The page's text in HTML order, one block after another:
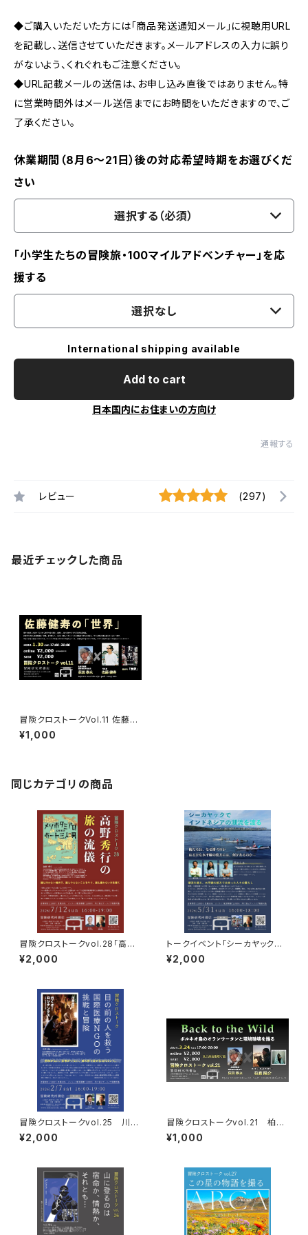
◆ご購入いただいた方には「商品発送通知メール」に視聴用URL
を記載し、送信させていただきます。メールアドレスの入力に誤り
がないよう、くれぐれもご注意ください。
◆URL記載メールの送信は、お申し込み直後ではありません。特
に営業時間外はメール送信までにお時間をいただきますので、ご
了承ください。
休業期間（8月6〜21日）後の対応希望時期をお選びくだ
さい
選択する（必須）
「小学生たちの冒険旅・100マイルアドベンチャー」を応
援する
選択なし
International shipping available
Add to cart
日本国内にお住まいの方向け
通報する
レビュー (297)
最近チェックした商品
冒険クロストークVol.11 佐藤健
寿の「世界」録画視聴権
¥1,000
同じカテゴリの商品
冒険クロストークvol.28「高野
秀行の旅の流儀」録画視聴権
¥2,000
トークイベント「シーカヤックで
インドネシアの潮流を渡る」録画
視聴権
¥2,000
冒険クロストークvol.25 川原
尚行「目の前の人を救う 国際医
療NGOの挑戦と冒険」録画視聴
¥2,000
冒険クロストークvol.21 柏倉
陽介「Back to the Wild」録画
視聴権
¥1,000